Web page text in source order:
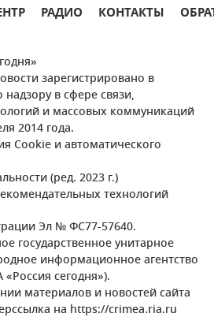
РАДИО КОНТАКТЫ
зарегистрировано в
в сфере связи,
и массовых коммуникаций
2014 года.
Cookie и автоматического
(ред. 2023 г.)
технологий
Эл № ФС77-57640.
государственное унитарное
информационное агентство
сегодня»).
материалов и новостей сайта
на https://crimea.ria.ru